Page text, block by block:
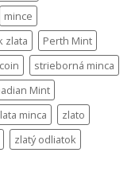
mince
zlata
Perth Mint
strieborná minca
Mint
minca
zlato
zlatý odliatok